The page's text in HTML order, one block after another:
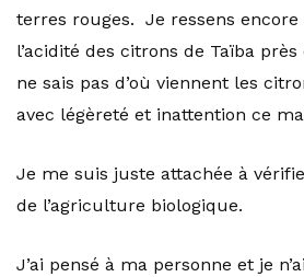
terres rouges. Je ressens
l’acidité des citrons de Taïba
ne sais pas d’où viennent les
avec légèreté et inattention ce
Je me suis juste attachée à
de l’agriculture biologique.
J’ai pensé à ma personne et je